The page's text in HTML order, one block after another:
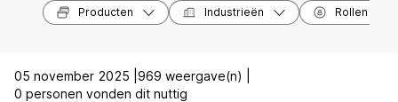
Producten Industrieën Rollen
05 november 2025 | 969 weergave(n) |
0 personen vonden dit nuttig